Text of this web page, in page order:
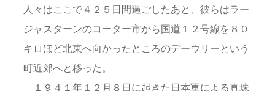
人々はここで４２５日間過ごしたあと、彼らはラー
ジャスターンのコーター市から国道１２号線を８０
キロほど北東へ向かったところのデーウリーという
町近郊へと移った。
１９４１年１２月８日に起きた日本軍による真珠